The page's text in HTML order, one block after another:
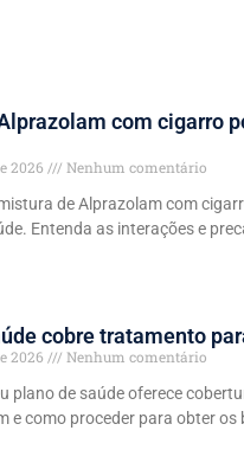
com cigarro
2026
Nenhum comentário
de Alprazolam com
Entenda as interações e
cobre tratamento
2026
Nenhum comentário
plano de saúde oferece
e como proceder para obter os